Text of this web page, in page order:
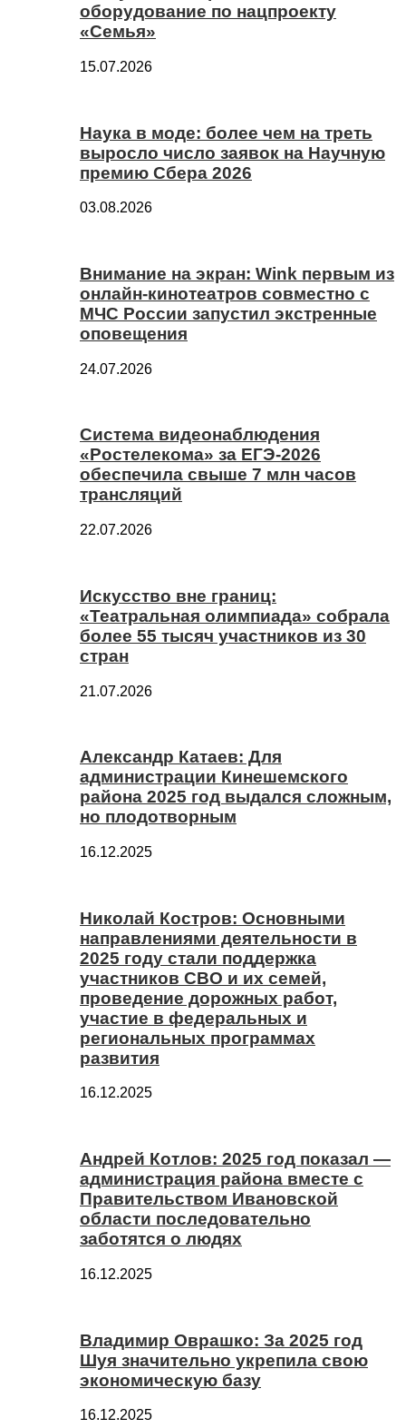
оборудование по нацпроекту
«Семья»
15.07.2026
Наука в моде: более чем на треть
выросло число заявок на Научную
премию Сбера 2026
03.08.2026
Внимание на экран: Wink первым из
онлайн-кинотеатров совместно с
МЧС России запустил экстренные
оповещения
24.07.2026
Система видеонаблюдения
«Ростелекома» за ЕГЭ-2026
обеспечила свыше 7 млн часов
трансляций
22.07.2026
Искусство вне границ:
«Театральная олимпиада» собрала
более 55 тысяч участников из 30
стран
21.07.2026
Александр Катаев: Для
администрации Кинешемского
района 2025 год выдался сложным,
но плодотворным
16.12.2025
Николай Костров: Основными
направлениями деятельности в
2025 году стали поддержка
участников СВО и их семей,
проведение дорожных работ,
участие в федеральных и
региональных программах
развития
16.12.2025
Андрей Котлов: 2025 год показал —
администрация района вместе с
Правительством Ивановской
области последовательно
заботятся о людях
16.12.2025
Владимир Оврашко: За 2025 год
Шуя значительно укрепила свою
экономическую базу
16.12.2025